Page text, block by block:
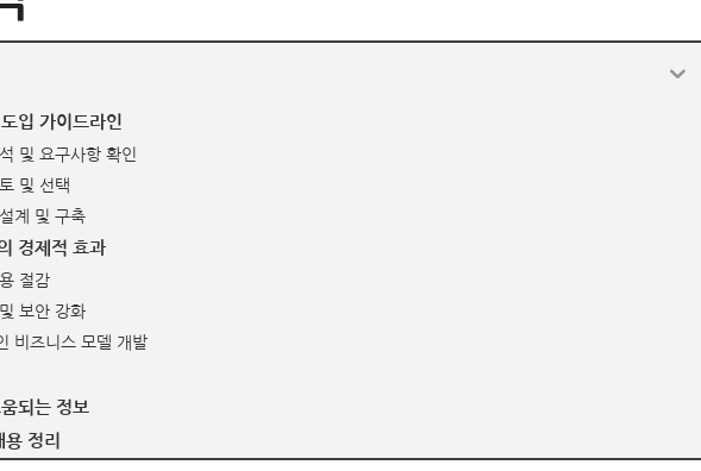
입 가이드라인
및 요구사항 확인
및 선택
계 및 구축
경제적 효과
절감
보안 강화
비즈니스 모델 개발
되는 정보
정리